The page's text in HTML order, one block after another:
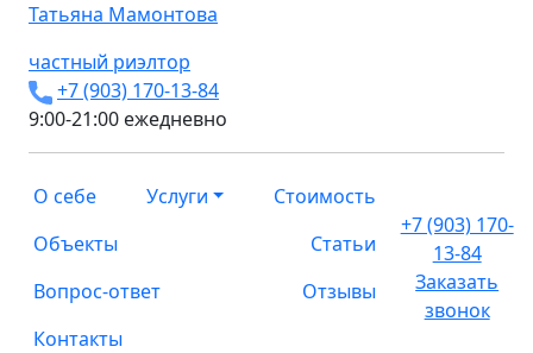
Татьяна Мамонтова
частный риэлтор
+7 (903) 170-13-84
9:00-21:00 ежедневно
О себе Услуги
Стоимость
Объекты
Статьи
Вопрос-ответ
Отзывы
Контакты
+7 (903) 170-
13-84
Заказать
звонок